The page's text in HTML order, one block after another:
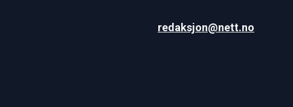
redaksjon@nett.no